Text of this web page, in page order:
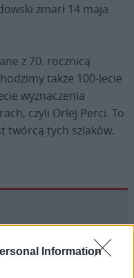
Information
zmarł 14 maja
z 70. rocznicą
także 100-lecie
wyznaczenia
czyli Orlej Perci. To
twórcą tych szlaków.
portal. Jesteśmy